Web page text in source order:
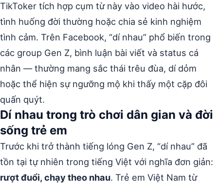
TikToker tích hợp cụm từ này vào video hài hước,
tình huống đời thường hoặc chia sẻ kinh nghiệm
tình cảm. Trên Facebook, “dí nhau” phổ biến trong
các group Gen Z, bình luận bài viết và status cá
nhân — thường mang sắc thái trêu đùa, dí dỏm
hoặc thể hiện sự ngưỡng mộ khi thấy một cặp đôi
quấn quýt.
Dí nhau trong trò chơi dân gian và đời
sống trẻ em
Trước khi trở thành tiếng lóng Gen Z, “dí nhau” đã
tồn tại tự nhiên trong tiếng Việt với nghĩa đơn giản:
rượt đuổi, chạy theo nhau. Trẻ em Việt Nam từ